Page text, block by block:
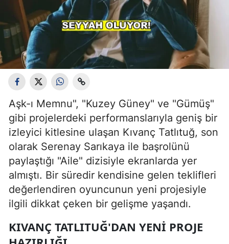
Aşk-ı Memnu", "Kuzey Güney" ve "Gümüş"
gibi projelerdeki performanslarıyla geniş bir
izleyici kitlesine ulaşan Kıvanç Tatlıtuğ, son
olarak Serenay Sarıkaya ile başrolünü
paylaştığı "Aile" dizisiyle ekranlarda yer
almıştı. Bir süredir kendisine gelen teklifleri
değerlendiren oyuncunun yeni projesiyle
ilgili dikkat çeken bir gelişme yaşandı.
KIVANÇ TATLITUĞ'DAN YENI PROJE